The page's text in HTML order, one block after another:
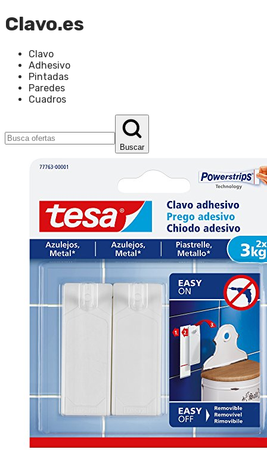
Clavo.es
Clavo
Adhesivo
Pintadas
Paredes
Cuadros
Buscar